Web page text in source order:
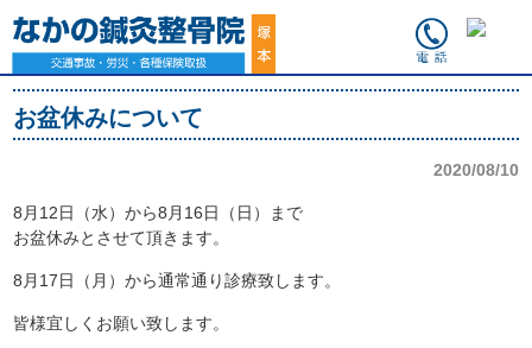
お盆休みについて
2020/08/10
8月12日（水）から8月16日（日）まで
お盆休みとさせて頂きます。
8月17日（月）から通常通り診療致します。
皆様宜しくお願い致します。